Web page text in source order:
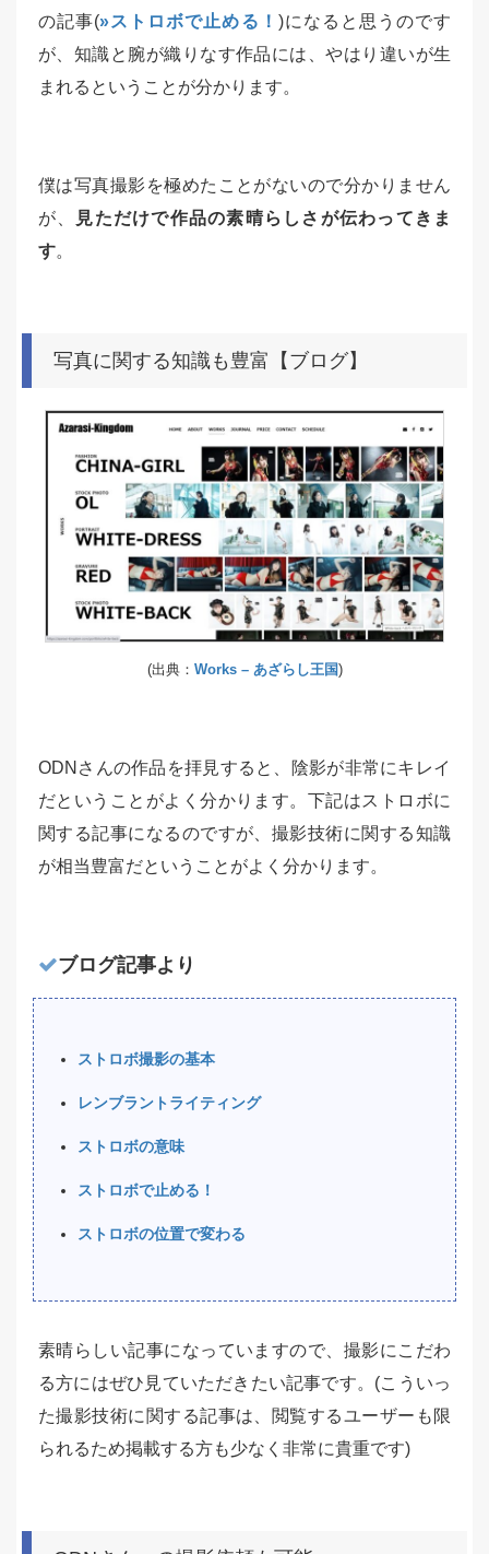
の記事(»ストロボで止める！ )になると思うのです
が、知識と腕が織りなす作品には、やはり違いが生
まれるということが分かります。
僕は写真撮影を極めたことがないので分かりません
が、
見ただけで作品の素晴らしさが伝わってきま
す。
写真に関する知識も豊富【ブログ】
(出典： Works – あざらし王国)
ODNさんの作品を拝見すると、陰影が非常にキレイ
だということがよく分かります。下記はストロボに
関する記事になるのですが、撮影技術に関する知識
が相当豊富だということがよく分かります。
ブログ記事より
ストロボ撮影の基本
レンブラントライティング
ストロボの意味
ストロボで止める！
ストロボの位置で変わる
素晴らしい記事になっていますので、撮影にこだわ
る方にはぜひ見ていただきたい記事です。(こういっ
た撮影技術に関する記事は、閲覧するユーザーも限
られるため掲載する方も少なく非常に貴重です)